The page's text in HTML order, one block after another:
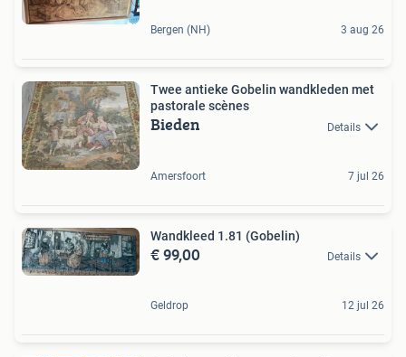
Bergen (NH) 3 aug 26
Twee antieke Gobelin wandkleden met
pastorale scènes
Bieden Details
Amersfoort 7 jul 26
Wandkleed 1.81 (Gobelin)
€ 99,00 Details
Geldrop 12 jul 26